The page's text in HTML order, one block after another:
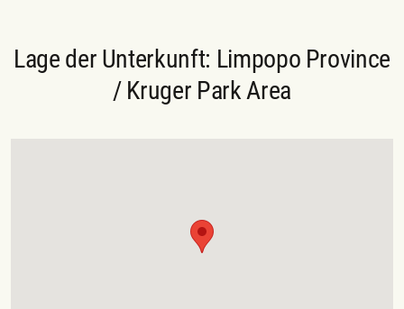
Lage der Unterkunft: Limpopo Province
/ Kruger Park Area